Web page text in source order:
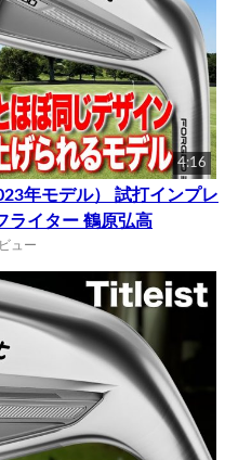
4:16
年モデル） 試打インプレ
ライター 鶴原弘高
ュー